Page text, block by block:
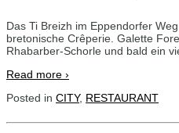
Das Ti Breizh im Eppendorfer
bretonische Crêperie. Galette
Rhabarber-Schorle und bald ein
Read more ›
Posted in CITY, RESTAURANT